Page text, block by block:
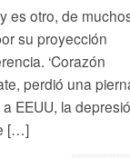
es otro, de
su proyección
‘Corazón
perdió una
EEUU, la
[…]